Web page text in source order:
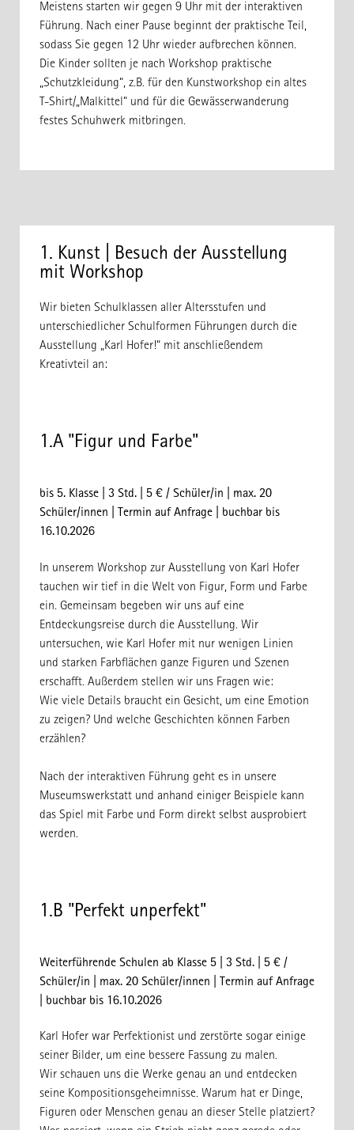
Meistens starten wir gegen 9 Uhr mit der interaktiven
Führung. Nach einer Pause beginnt der praktische Teil,
sodass Sie gegen 12 Uhr wieder aufbrechen können.
Die Kinder sollten je nach Workshop praktische
„Schutzkleidung“, z.B. für den Kunstworkshop ein altes
T-Shirt/„Malkittel“ und für die Gewässerwanderung
festes Schuhwerk mitbringen.
1. Kunst | Besuch der Ausstellung
mit Workshop
Wir bieten Schulklassen aller Altersstufen und
unterschiedlicher Schulformen Führungen durch die
Ausstellung „Karl Hofer!“ mit anschließendem
Kreativteil an:
1.A "Figur und Farbe"
bis 5. Klasse | 3 Std. | 5 € / Schüler/in | max. 20
Schüler/innen | Termin auf Anfrage | buchbar bis
16.10.2026
In unserem Workshop zur Ausstellung von Karl Hofer
tauchen wir tief in die Welt von Figur, Form und Farbe
ein. Gemeinsam begeben wir uns auf eine
Entdeckungsreise durch die Ausstellung. Wir
untersuchen, wie Karl Hofer mit nur wenigen Linien
und starken Farbflächen ganze Figuren und Szenen
erschafft. Außerdem stellen wir uns Fragen wie:
Wie viele Details braucht ein Gesicht, um eine Emotion
zu zeigen? Und welche Geschichten können Farben
erzählen?
Nach der interaktiven Führung geht es in unsere
Museumswerkstatt und anhand einiger Beispiele kann
das Spiel mit Farbe und Form direkt selbst ausprobiert
werden.
1.B "Perfekt unperfekt"
Weiterführende Schulen ab Klasse 5 | 3 Std. | 5 € /
Schüler/in | max. 20 Schüler/innen | Termin auf Anfrage
| buchbar bis 16.10.2026
Karl Hofer war Perfektionist und zerstörte sogar einige
seiner Bilder, um eine bessere Fassung zu malen.
Wir schauen uns die Werke genau an und entdecken
seine Kompositionsgeheimnisse. Warum hat er Dinge,
Figuren oder Menschen genau an dieser Stelle platziert?